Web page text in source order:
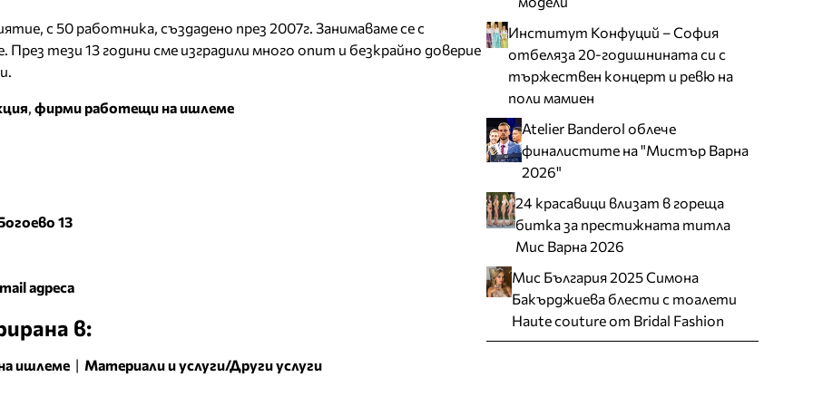
с 50 работника, създадено през 2007г. Занимаваме се с
През тези 13 години сме изградили много опит и безкрайно доверие
фирми работещи на ишлеме
13
адреса
в:
ишлеме | Материали и услуги/Други услуги
Институт Конфуций – София
отбеляза 20-годишнината си с
тържествен концерт и ревю на
поли мамиен
Atelier Banderol облече
финалистите на "Мистър Варна
2026"
24 красавици влизат в гореща
битка за престижната титла
Мис Варна 2026
Мис България 2025 Симона
Бакърджиева блести с тоалети
Haute couture от Bridal Fashion